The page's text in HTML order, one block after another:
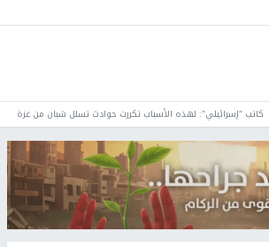
كاتب "إسرائيلي": لهذه الأسباب تكررت حوادث تسلل شبان من غزة